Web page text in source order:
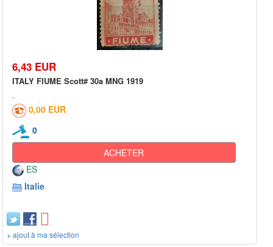
6,43 EUR
ITALY FIUME Scott# 30a MNG 1919
0,00 EUR
0
ACHETER
ES
Italie
+ ajout à ma sélection